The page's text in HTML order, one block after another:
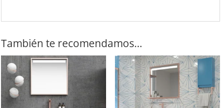
También te recomendamos…